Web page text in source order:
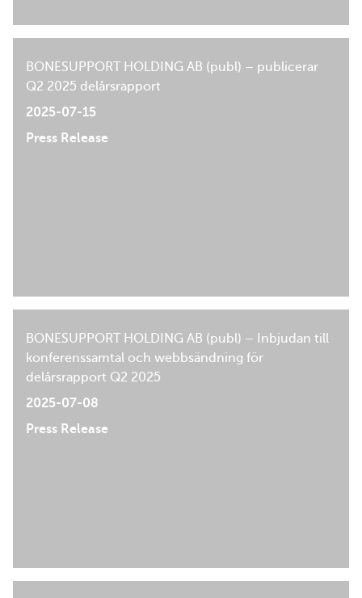
BONESUPPORT HOLDING AB (publ) – publicerar
Q2 2025 delårsrapport
2025-07-15
Press Release
BONESUPPORT HOLDING AB (publ) – Inbjudan till
konferenssamtal och webbsändning för
delårsrapport Q2 2025
2025-07-08
Press Release